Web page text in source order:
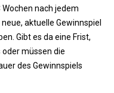
nach jedem
aktuelle Gewinnspiel
Gibt es da eine Frist,
müssen die
des Gewinnspiels